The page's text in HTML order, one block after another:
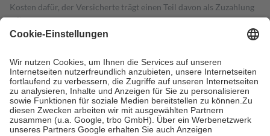
Kosten dafür, der Versicherte trägt einen Teil davon als Zuzahlung
mit.
Grundsätzlich leisten Mitglieder Zuzahlungen in Höhe von zehn
höchstens zehn Euro.
Es sind jedoch nie mehr als die tatsächlichen
Kosten der Leistung zu entrichten.
Diese Regeln gelten grundsätzlich auch für Online-Apotheken.
Bei Heilmitteln und häuslicher Krankenpflege beträgt die
Zuzahlung zehn Prozent der Kosten sowie zehn Euro je
Verordnung.
Um das Engagement der Versicherten für ihre eigene Gesundheit zu